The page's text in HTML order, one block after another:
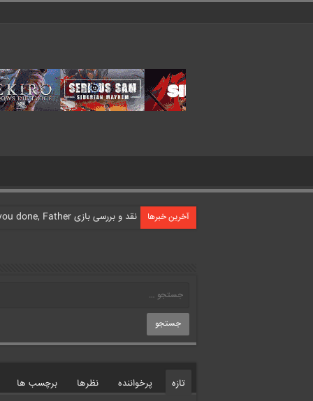
آخرین خبرها نقد و بررسی بازی What have you done, Father?
تازه پرخواننده نظرها برچسب ها